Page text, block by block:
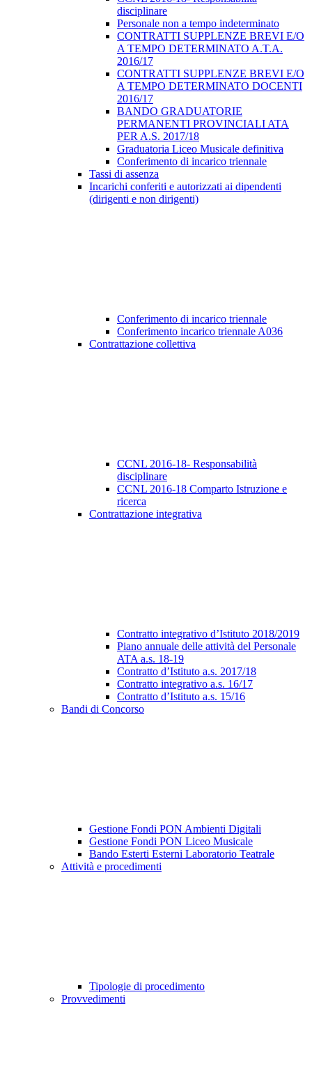
disciplinare
Personale non a tempo indeterminato
CONTRATTI SUPPLENZE BREVI E/O
A TEMPO DETERMINATO A.T.A.
2016/17
CONTRATTI SUPPLENZE BREVI E/O
A TEMPO DETERMINATO DOCENTI
2016/17
BANDO GRADUATORIE
PERMANENTI PROVINCIALI ATA
PER A.S. 2017/18
Graduatoria Liceo Musicale definitiva
Conferimento di incarico triennale
Tassi di assenza
Incarichi conferiti e autorizzati ai dipendenti
(dirigenti e non dirigenti)
Conferimento di incarico triennale
Conferimento incarico triennale A036
Contrattazione collettiva
CCNL 2016-18- Responsabilità
disciplinare
CCNL 2016-18 Comparto Istruzione e
ricerca
Contrattazione integrativa
Contratto integrativo d’Istituto 2018/2019
Piano annuale delle attività del Personale
ATA a.s. 18-19
Contratto d’Istituto a.s. 2017/18
Contratto integrativo a.s. 16/17
Contratto d’Istituto a.s. 15/16
Bandi di Concorso
Gestione Fondi PON Ambienti Digitali
Gestione Fondi PON Liceo Musicale
Bando Esterti Esterni Laboratorio Teatrale
Attività e procedimenti
Tipologie di procedimento
Provvedimenti